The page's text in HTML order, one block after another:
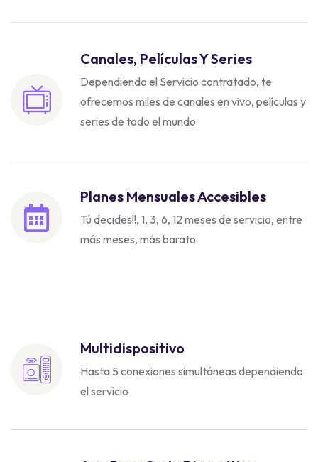
Canales, Películas Y Series
Dependiendo el Servicio contratado, te
ofrecemos miles de canales en vivo, películas y
series de todo el mundo
Planes Mensuales Accesibles
Tú decides!!, 1, 3, 6, 12 meses de servicio, entre
más meses, más barato
Multidispositivo
Hasta 5 conexiones simultáneas dependiendo
el servicio